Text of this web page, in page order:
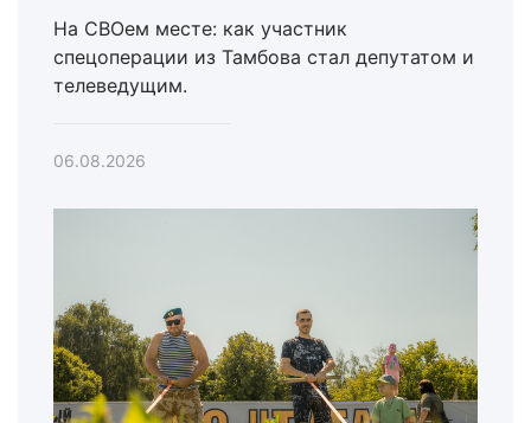
На СВОем месте: как участник
спецоперации из Тамбова стал депутатом и
телеведущим.
06.08.2026